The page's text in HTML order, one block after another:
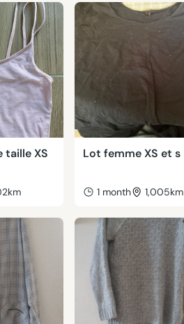
taille XS Lot femme XS et s
1 month 1,005km